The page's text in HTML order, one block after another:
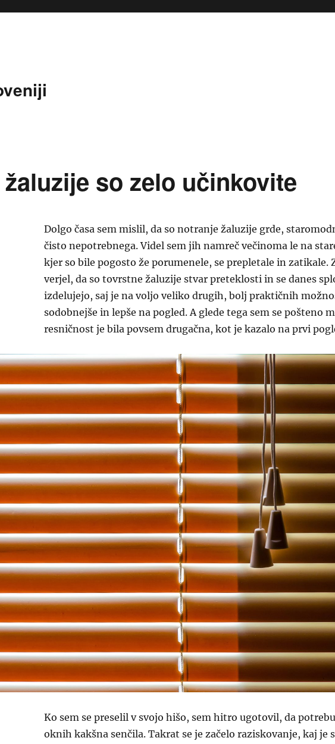
so zelo učinkovite
Dolgo časa sem mislil, da so notranje žaluzije grde,
čisto nepotrebnega. Videl sem jih namreč večinoma le na
kjer so bile pogosto že porumenele, se prepletale in zatikale.
verjel, da so tovrstne žaluzije stvar preteklosti in se danes
izdelujejo, saj je na voljo veliko drugih, bolj praktičnih
sodobnejše in lepše na pogled. A glede tega sem se pošteno
resničnost je bila povsem drugačna, kot je kazalo na prvi
Ko sem se preselil v svojo hišo, sem hitro ugotovil, da
oknih kakšna senčila. Takrat se je začelo raziskovanje, kaj je